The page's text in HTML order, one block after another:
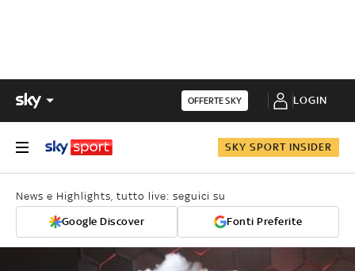
OFFERTE SKY LOGIN
SKY SPORT INSIDER
News e Highlights, tutto live: seguici su
Google Discover Fonti Preferite